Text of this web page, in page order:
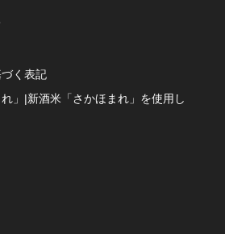
く表記
」|新酒米「さかほまれ」を使用し